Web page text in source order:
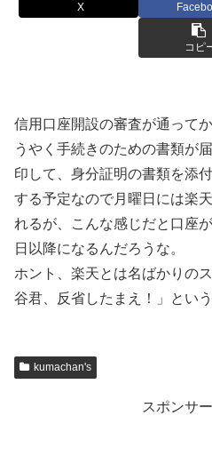
X
コピ
信用口座開設の審査が通って
うやく手続きのための書類が
印して、身分証明の書類を添
する予定なので月曜日には楽
れるが、こんな感じだと口座
日以降になるんだろうな。
ホント、楽天とは名ばかりの
谷君、反省したまえ！」という
kumachan's
スポンサ